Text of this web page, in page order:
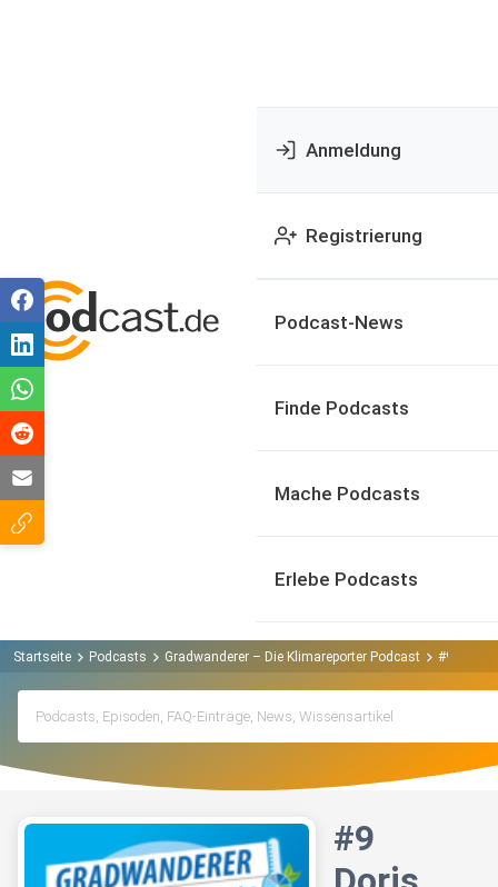
Anmeldung
Registrierung
Podcast-News
Finde Podcasts
Mache Podcasts
Erlebe Podcasts
Startseite Podcasts Gradwanderer – Die Klimareporter Podcast #9 Doris
#9